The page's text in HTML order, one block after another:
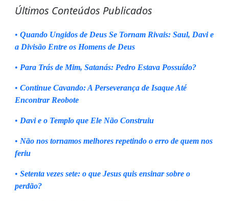
Últimos Conteúdos Publicados
• Quando Ungidos de Deus Se Tornam Rivais: Saul, Davi e
a Divisão Entre os Homens de Deus
• Para Trás de Mim, Satanás: Pedro Estava Possuído?
• Continue Cavando: A Perseverança de Isaque Até
Encontrar Reobote
• Davi e o Templo que Ele Não Construiu
• Não nos tornamos melhores repetindo o erro de quem nos
feriu
• Setenta vezes sete: o que Jesus quis ensinar sobre o
perdão?